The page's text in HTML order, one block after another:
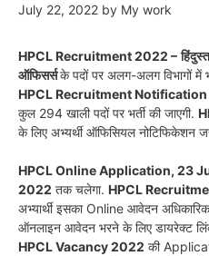
July 22, 2022 by My work
HPCL Recruitment 2022 –
ऑफिसर्सके पदों पर अलग-अलग विभागों में
HPCL Recruitment Notification
कुल 294 खाली पदों पर भर्ती की जाएगी.
के लिए अभ्यर्थी ऑफिसियल नोटिफिकेशन
HPCL Online Application, 23
2022 तक चलेगा. HPCL
अभ्यार्थी इसका Online आवेदन
ऑनलाइन आवेदन भरने के लिए डायरेक्ट
HPCLVacancy2022 की